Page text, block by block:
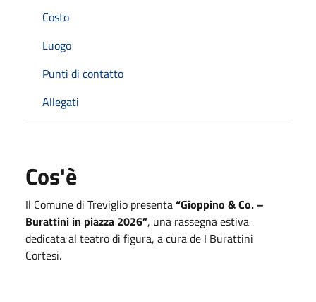
Costo
Luogo
Punti di contatto
Allegati
Cos'è
Il Comune di Treviglio presenta“Gioppino & Co. –
Burattini in piazza 2026”, una rassegna estiva
dedicata al teatro di figura, a cura de I Burattini
Cortesi.